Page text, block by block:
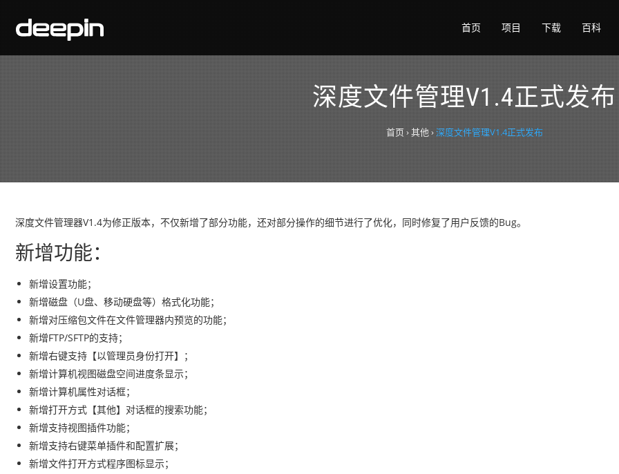
首页 项目 下载 百科
深度文件管理V1.4正式发布
首页›其他›深度文件管理V1.4正式发布
深度文件管理器V1.4为修正版本，不仅新增了部分功能，还对部分操作的细节进行了优化，同时修复了用户反馈的Bug。
新增功能：
新增设置功能；
新增磁盘（U盘、移动硬盘等）格式化功能；
新增对压缩包文件在文件管理器内预览的功能；
新增FTP/SFTP的支持；
新增右键支持【以管理员身份打开】；
新增计算机视图磁盘空间进度条显示；
新增计算机属性对话框；
新增打开方式【其他】对话框的搜索功能；
新增支持视图插件功能；
新增支持右键菜单插件和配置扩展；
新增文件打开方式程序图标显示；